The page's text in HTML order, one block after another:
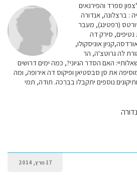
לצפון ספרד והפירנאים
: ברצלונה, אנדורה
(רפטינג), מעבר
סירק דה
אוניסקולו,
לה גרוטצ'ה, הר
האם הסדר הגיוני?, כמה ימים דרושים
את סן סבסטיאן ופיקוס דה אירופה, ומה
נוספים יתקבלו בברכה. תודה, תמי
17 מרץ, 2014